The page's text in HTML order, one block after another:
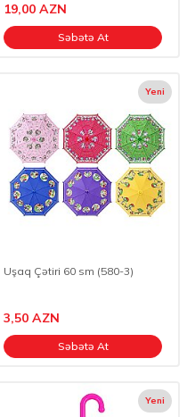
19,00 AZN
Səbətə At
Yeni
Uşaq Çətiri 60 sm (580-3)
3,50 AZN
Səbətə At
Yeni